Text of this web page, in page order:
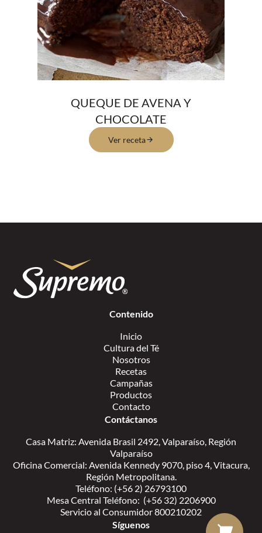
QUEQUE DE AVENA Y
CHOCOLATE
Ver receta
Contenido
Inicio
Cultura del Té
Nosotros
Recetas
Campañas
Productos
Contacto
Contáctanos
Casa Matriz: Avenida Brasil 2492, Valparaíso, Región
Valparaíso
Oficina Comercial: Avenida Kennedy 9070, piso 4, Vitacura,
Región Metropolitana.
Teléfono: (+56 2) 26793100
Mesa Central Teléfono: (+56 32) 2206900
Servicio al Consumidor 800210202
Síguenos